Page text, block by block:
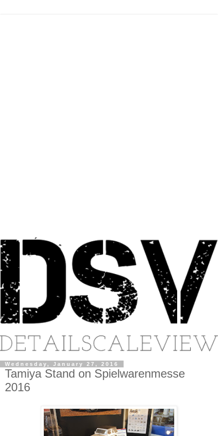
Wednesday, January 27, 2016
Tamiya Stand on Spielwarenmesse
2016